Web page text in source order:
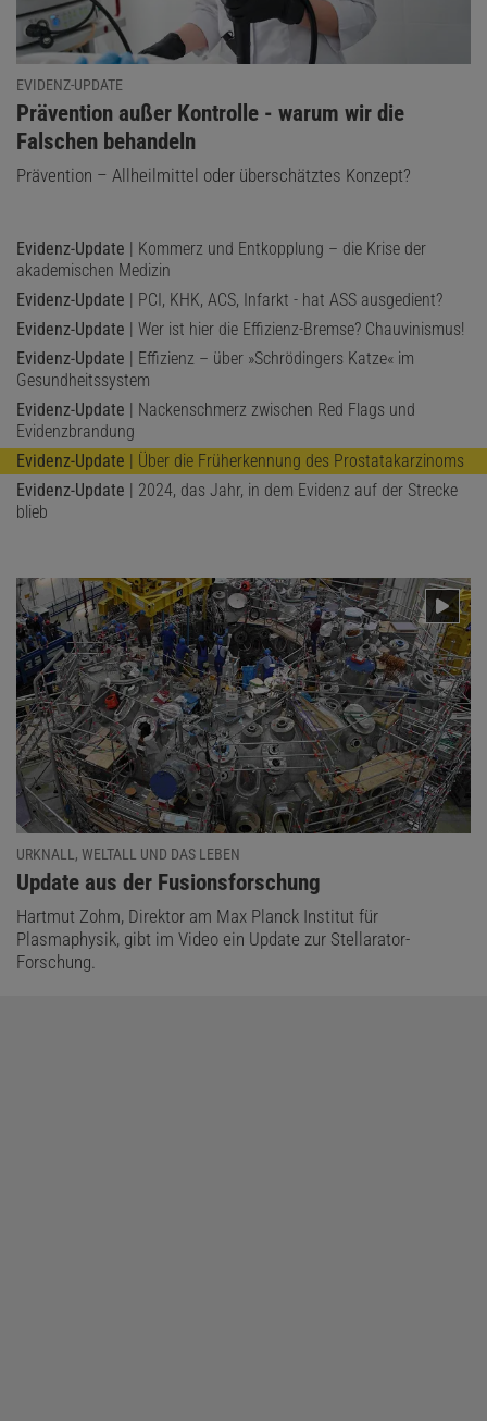
EVIDENZ-UPDATE
:
Prävention außer Kontrolle - warum wir die
Falschen behandeln
Prävention – Allheilmittel oder überschätztes Konzept?
Evidenz-Update | Kommerz und Entkopplung – die Krise der
akademischen Medizin
Evidenz-Update | PCI, KHK, ACS, Infarkt - hat ASS ausgedient?
Evidenz-Update | Wer ist hier die Effizienz-Bremse? Chauvinismus!
Evidenz-Update | Effizienz – über »Schrödingers Katze« im
Gesundheitssystem
Evidenz-Update | Nackenschmerz zwischen Red Flags und
Evidenzbrandung
Evidenz-Update | Über die Früherkennung des Prostatakarzinoms
Evidenz-Update | 2024, das Jahr, in dem Evidenz auf der Strecke
blieb
URKNALL, WELTALL UND DAS LEBEN
:
Update aus der Fusionsforschung
Hartmut Zohm, Direktor am Max Planck Institut für
Plasmaphysik, gibt im Video ein Update zur Stellarator-
Forschung.